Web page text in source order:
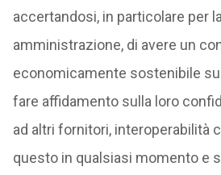
accertandosi, in particolare per
amministrazione, di avere un
economicamente sostenibile
fare affidamento sulla loro
ad altri fornitori, interoperabilità
questo in qualsiasi momento e